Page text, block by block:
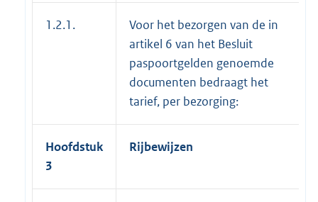
1.2.1.
Voor het bezorgen van de in
artikel 6 van het Besluit
paspoortgelden genoemde
documenten bedraagt het
tarief, per bezorging:
Hoofdstuk
3
Rijbewijzen